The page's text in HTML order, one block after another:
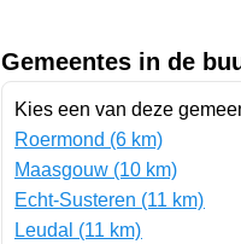
Gemeentes in de
Kies een van deze
Roermond (6 km)
Maasgouw (10 km)
Echt-Susteren (11 km)
Leudal (11 km)